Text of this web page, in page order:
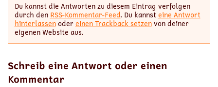
Du kannst die Antworten zu diesem Eintrag verfolgen
durch den RSS-Kommentar-Feed. Du kannsteine Antwort
hinterlassenodereinen Trackback setzenvon deiner
eigenen Website aus.
Schreib eine Antwort oder einen
Kommentar